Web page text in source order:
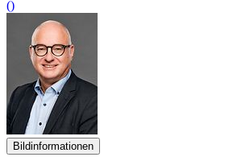
()
Bildinformationen